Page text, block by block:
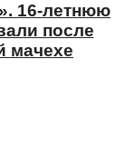
16-летнюю
после
мачехе